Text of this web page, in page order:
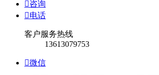
咨询
电话
客户服务热线
13613079753
微信